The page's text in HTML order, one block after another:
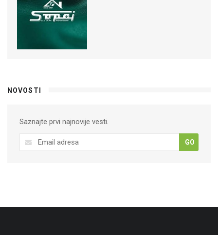
NOVOSTI
Saznajte prvi najnovije vesti.
GO